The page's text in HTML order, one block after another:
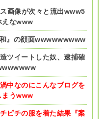
画像が次々と流出www5
えなwww
和』の顔面wwwwwwwww
ツイートした奴、逮捕確
中なのにこんなブログを
まうwww
ピチの服を着た結果『案